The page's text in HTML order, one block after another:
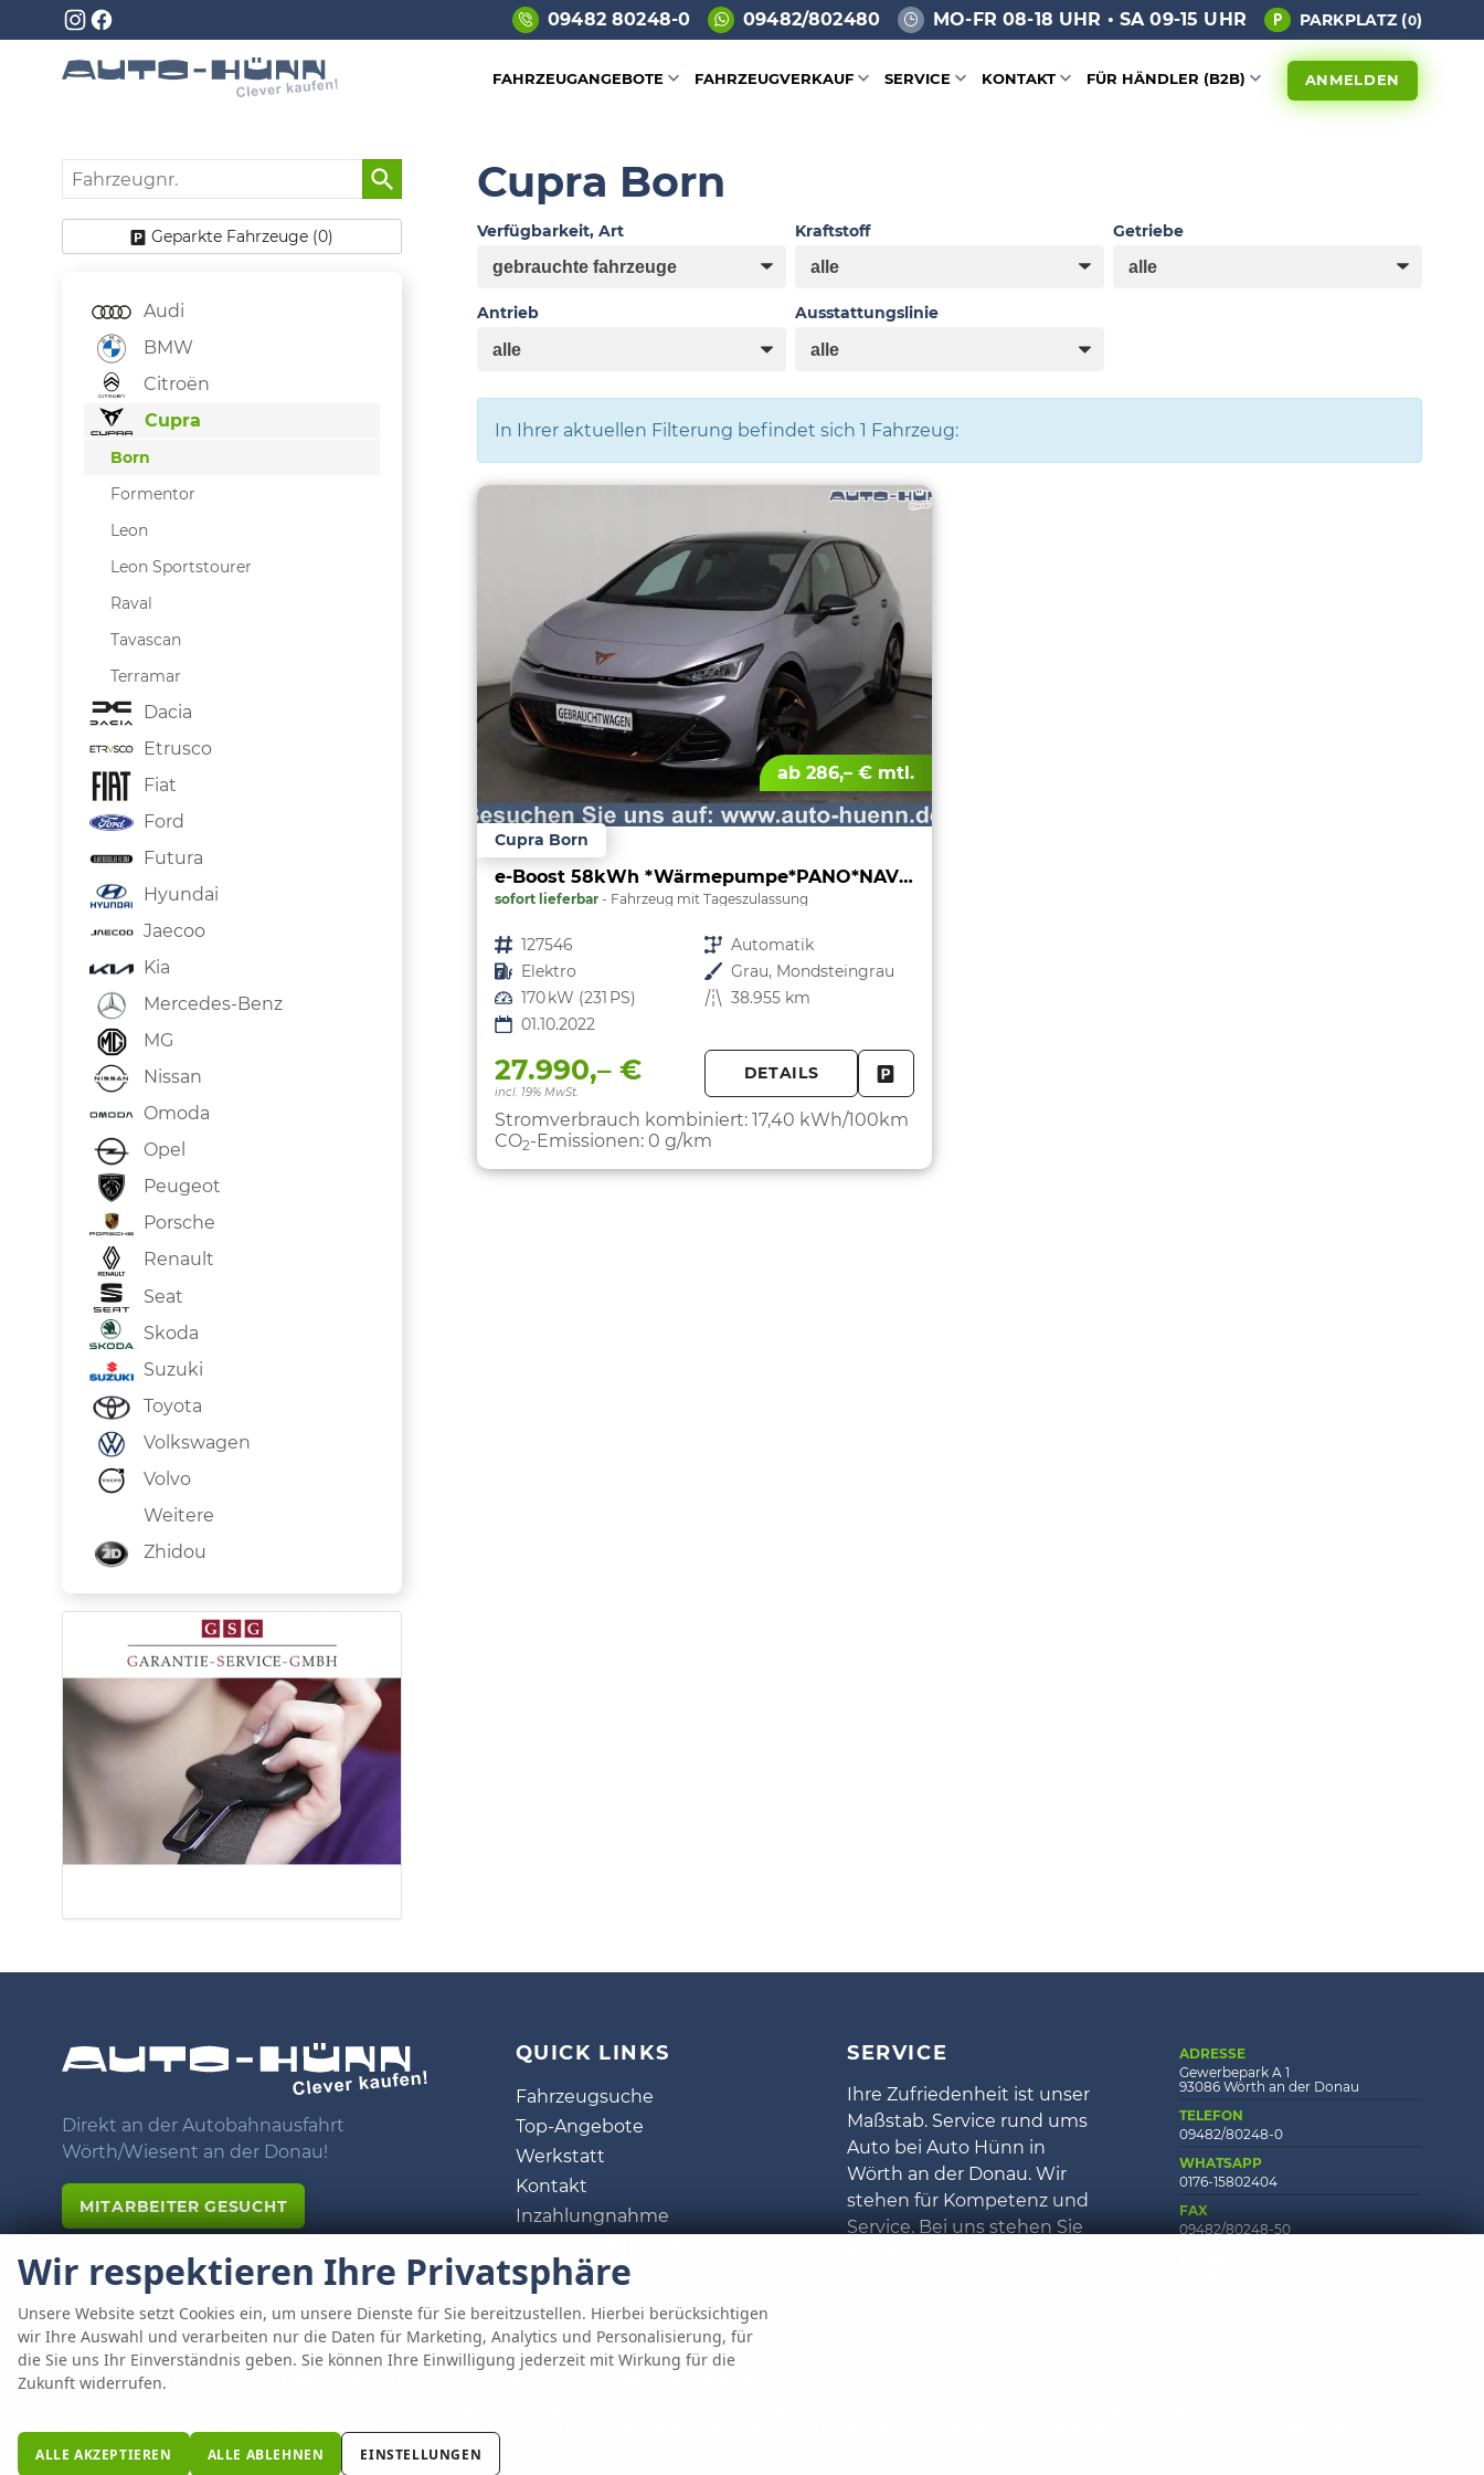
09482 80248-0 09482/802480 MO-FR 08-18 UHR • SA 09-15 UHR PARKPLATZ (0)
FAHRZEUGANGEBOTE FAHRZEUGVERKAUF SERVICE KONTAKT FÜR HÄNDLER (B2B) ANMELDEN
Cupra Born
Verfügbarkeit, Art Kraftstoff Getriebe
Antrieb Ausstattungslinie
In Ihrer aktuellen Filterung befindet sich 1 Fahrzeug:
ab 286,– € mtl.
Cupra Born
e-Boost 58kWh *Wärmepumpe*PANO*NAVI*LED*SHZ*
sofort lieferbar Fahrzeug mit Tageszulassung
Fahrzeugnr. 127546 Getriebe Automatik
Kraftstoff Elektro Außenfarbe Grau, Mondsteingrau
Leistung 170 kW (231 PS) Kilometerstand 38.955 km
01.10.2022
27.990,– €
incl. 19% MwSt.
DETAILS
Stromverbrauch kombiniert: 17,40 kWh/100km
CO2-Emissionen: 0 g/km
Fahrzeugnr.
Geparkte Fahrzeuge (0)
Audi
BMW
Citroën
Cupra
Born
Formentor
Leon
Leon Sportstourer
Raval
Tavascan
Terramar
Dacia
Etrusco
Fiat
Ford
Futura
Hyundai
Jaecoo
Kia
Mercedes-Benz
MG
Nissan
Omoda
Opel
Peugeot
Porsche
Renault
Seat
Skoda
Suzuki
Toyota
Volkswagen
Volvo
Weitere
Zhidou
Direkt an der Autobahnausfahrt
Wörth/Wiesent an der Donau!
MITARBEITER GESUCHT
QUICK LINKS
Fahrzeugsuche
Top-Angebote
Werkstatt
Kontakt
Inzahlungnahme
SERVICE
Ihre Zufriedenheit ist unser
Maßstab. Service rund ums
Auto bei Auto Hünn in
Wörth an der Donau. Wir
stehen für Kompetenz und
Service. Bei uns stehen Sie
ADRESSE
Gewerbepark A 1
93086 Wörth an der Donau
TELEFON
09482/80248-0
WHATSAPP
0176-15802404
FAX
09482/80248-50
Anmelden Fragen & Antworten
2
Wir respektieren Ihre Privatsphäre
Unsere Website setzt Cookies ein, um unsere Dienste für Sie bereitzustellen. Hierbei berücksichtigen
wir Ihre Auswahl und verarbeiten nur die Daten für Marketing, Analytics und Personalisierung, für
die Sie uns Ihr Einverständnis geben. Sie können Ihre Einwilligung jederzeit mit Wirkung für die
Zukunft widerrufen.
ALLE AKZEPTIEREN ALLE ABLEHNEN EINSTELLUNGEN